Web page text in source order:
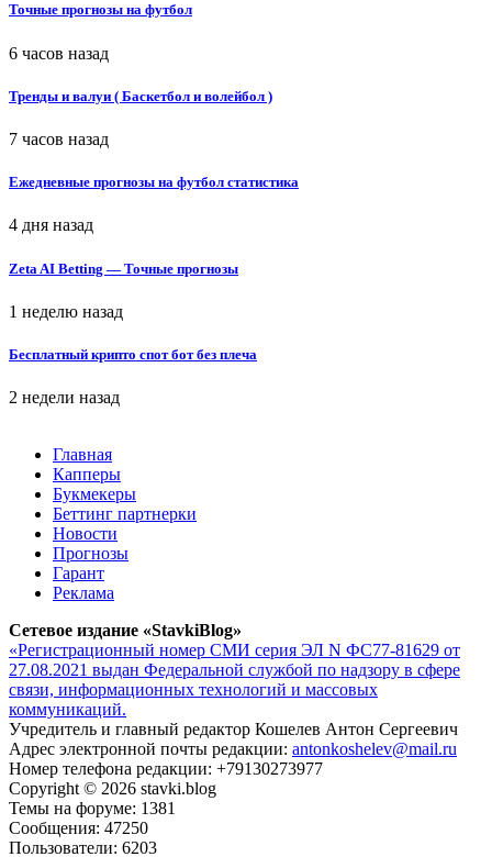
Точные прогнозы на футбол
6 часов назад
Тренды и валуи ( Баскетбол и волейбол )
7 часов назад
Ежедневные прогнозы на футбол статистика
4 дня назад
Zeta AI Betting — Точные прогнозы
1 неделю назад
Бесплатный крипто спот бот без плеча
2 недели назад
Главная
Капперы
Букмекеры
Беттинг партнерки
Новости
Прогнозы
Гарант
Реклама
Сетевое издание «StavkiBlog»
«Регистрационный номер СМИ серия ЭЛ N ФС77-81629 от
27.08.2021 выдан Федеральной службой по надзору в сфере
связи, информационных технологий и массовых
коммуникаций.
Учредитель и главный редактор Кошелев Антон Сергеевич
Адрес электронной почты редакции: antonkoshelev@mail.ru
Номер телефона редакции: +79130273977
Copyright © 2026 stavki.blog
Темы на форуме: 1381
Сообщения: 47250
Пользователи: 6203